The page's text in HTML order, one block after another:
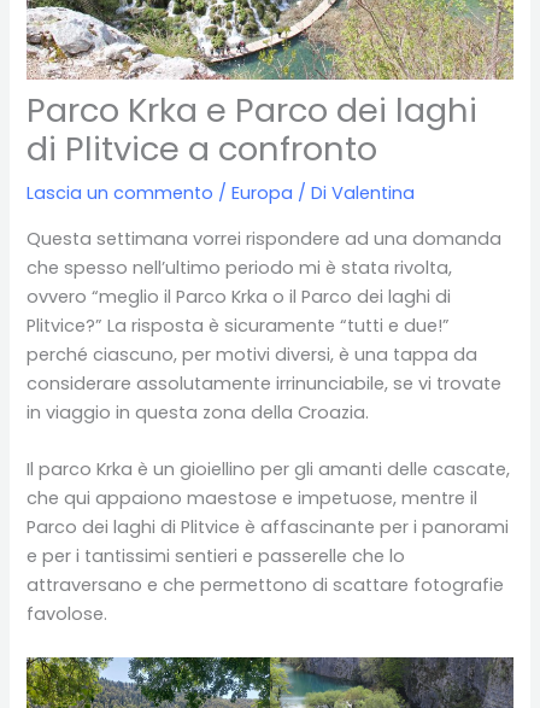
Parco Krka e Parco dei laghi
di Plitvice a confronto
Lascia un commento /Europa / DiValentina
Questa settimana vorrei rispondere ad una domanda
che spesso nell’ultimo periodo mi è stata rivolta,
ovvero “meglio il Parco Krka o il Parco dei laghi di
Plitvice?” La risposta è sicuramente “tutti e due!”
perché ciascuno, per motivi diversi, è una tappa da
considerare assolutamente irrinunciabile, se vi trovate
in viaggio in questa zona della Croazia.
Il parco Krka è un gioiellino per gli amanti delle cascate,
che qui appaiono maestose e impetuose, mentre il
Parco dei laghi di Plitvice è affascinante per i panorami
e per i tantissimi sentieri e passerelle che lo
attraversano e che permettono di scattare fotografie
favolose.